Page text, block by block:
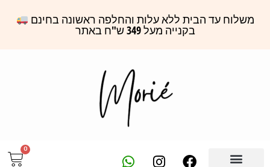
משלוח עד הבית ללא עלות והחלפה ראשונה בחינם
בקנייה מעל 349 ש"ח באתר
0